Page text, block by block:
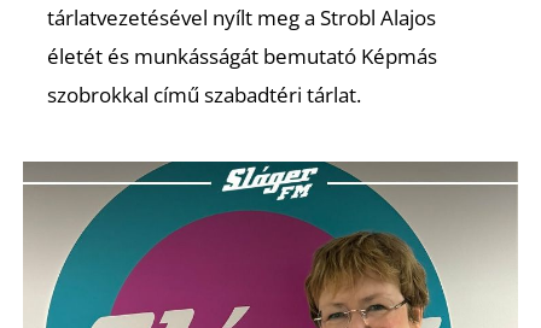
tárlatvezetésével nyílt meg a Strobl Alajos
életét és munkásságát bemutató Képmás
szobrokkal című szabadtéri tárlat.